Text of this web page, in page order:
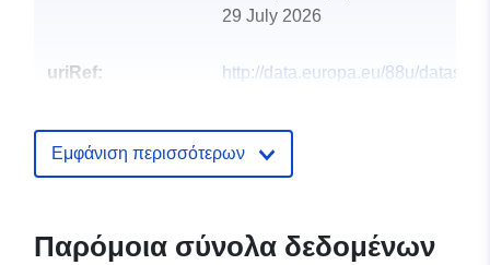
29 July 2026
uriRef:
http://data.europa.eu/88u/dataset/
Εμφάνιση περισσότερων
Παρόμοια σύνολα δεδομένων